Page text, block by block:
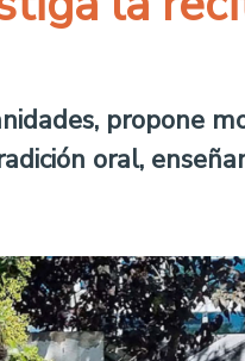
propone
oral,